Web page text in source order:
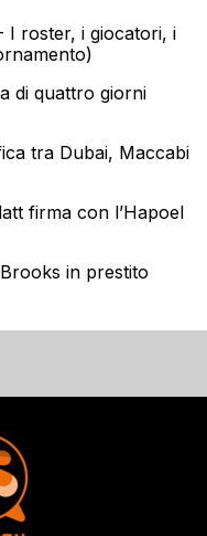
I roster, i giocatori, i
di quattro giorni
tra Dubai, Maccabi
firma con l’Hapoel
in prestito